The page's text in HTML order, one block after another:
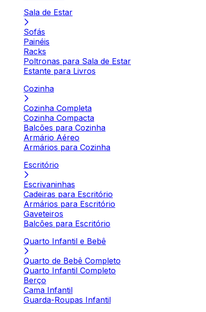
Sala de Estar
Sofás
Painéis
Racks
Poltronas para Sala de Estar
Estante para Livros
Cozinha
Cozinha Completa
Cozinha Compacta
Balcões para Cozinha
Armário Aéreo
Armários para Cozinha
Escritório
Escrivaninhas
Cadeiras para Escritório
Armários para Escritório
Gaveteiros
Balcões para Escritório
Quarto Infantil e Bebê
Quarto de Bebê Completo
Quarto Infantil Completo
Berço
Cama Infantil
Guarda-Roupas Infantil